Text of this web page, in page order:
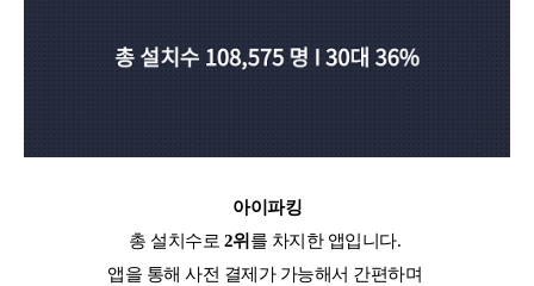
아이파킹
총 설치수로 2위 를 차지한 앱입니다.
앱을 통해 사전 결제가 가능해서 간편하며